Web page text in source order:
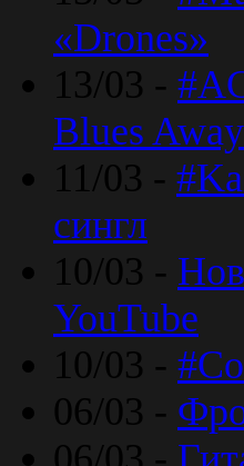
«Drones»
13/03 -
Blues
11/03 -
сингл
10/03 -
YouTube
10/03 -
06/03 -